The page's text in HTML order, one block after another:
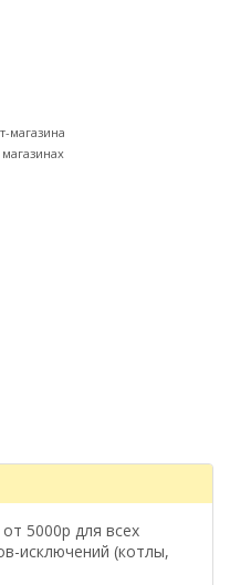
магазина
5000р для всех
исключений (котлы,